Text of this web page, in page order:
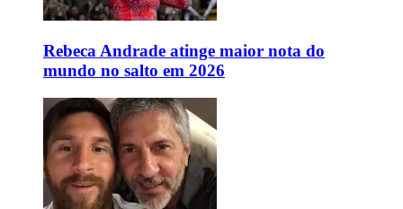
Rebeca Andrade atinge maior nota do
mundo no salto em 2026